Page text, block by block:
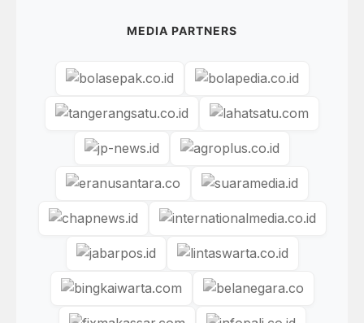
MEDIA PARTNERS